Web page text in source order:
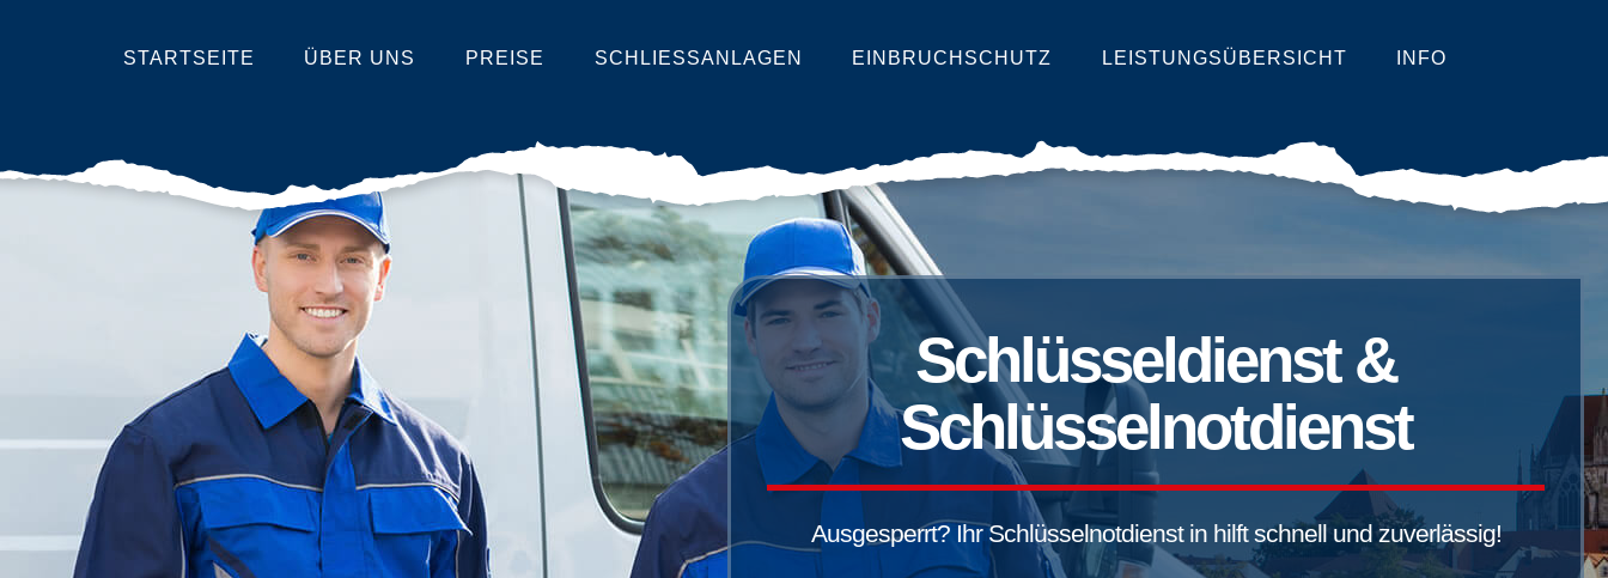
STARTSEITE ÜBER UNS PREISE SCHLIESSANLAGEN EINBRUCHSCHUTZ LEISTUNGSÜBERSICHT INFO
Schlüsseldienst &
Schlüsselnotdienst
Ausgesperrt? Ihr Schlüsselnotdienst in hilft schnell und zuverlässig!